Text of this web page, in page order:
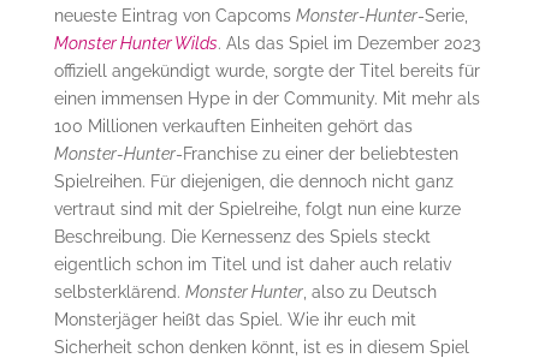
neueste Eintrag von Capcoms Monster-Hunter-Serie,
Monster Hunter Wilds. Als das Spiel im Dezember 2023
offiziell angekündigt wurde, sorgte der Titel bereits für
einen immensen Hype in der Community. Mit mehr als
100 Millionen verkauften Einheiten gehört das
Monster-Hunter-Franchise zu einer der beliebtesten
Spielreihen. Für diejenigen, die dennoch nicht ganz
vertraut sind mit der Spielreihe, folgt nun eine kurze
Beschreibung. Die Kernessenz des Spiels steckt
eigentlich schon im Titel und ist daher auch relativ
selbsterklärend. Monster Hunter, also zu Deutsch
Monsterjäger heißt das Spiel. Wie ihr euch mit
Sicherheit schon denken könnt, ist es in diesem Spiel